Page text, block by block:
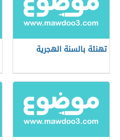
تهنئة بالسنة الهجرية